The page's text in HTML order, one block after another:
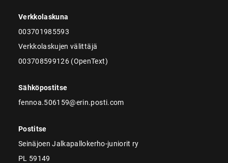
Verkkolaskuna
003701985593
Verkkolaskujen välittäjä
003708599126 (OpenText)
Sähköpostitse
fennoa.506159@erin.posti.com
Postitse
Seinäjoen Jalkapallokerho-juniorit ry
PL 59149